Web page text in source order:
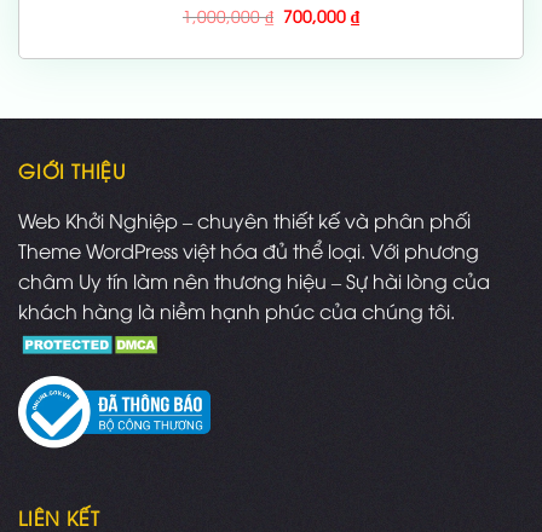
1,000,000₫ Giá
gốc
1,000,000 ₫.
700,000₫Giá
hiện
là:
GIỚI THIỆU
Web Khởi Nghiệp – chuyên thiết kế và phân phối
Theme WordPress việt hóa đủ thể loại. Với phương
châm Uy tín làm nên thương hiệu – Sự hài lòng của
khách hàng là niềm hạnh phúc của chúng tôi.
LIÊN KẾT